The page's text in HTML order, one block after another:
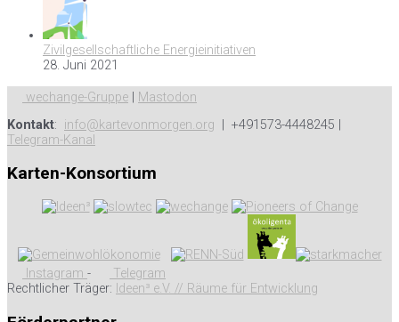
Zivilgesellschaftliche Energieinitiativen
28. Juni 2021
wechange-Gruppe
Mastodon
Kontakt: info@kartevonmorgen.org | +491573-4448245 |
Telegram-Kanal
Karten-Konsortium
Instagram -
Telegram
Rechtlicher Träger: Ideen³ e.V. // Räume für Entwicklung